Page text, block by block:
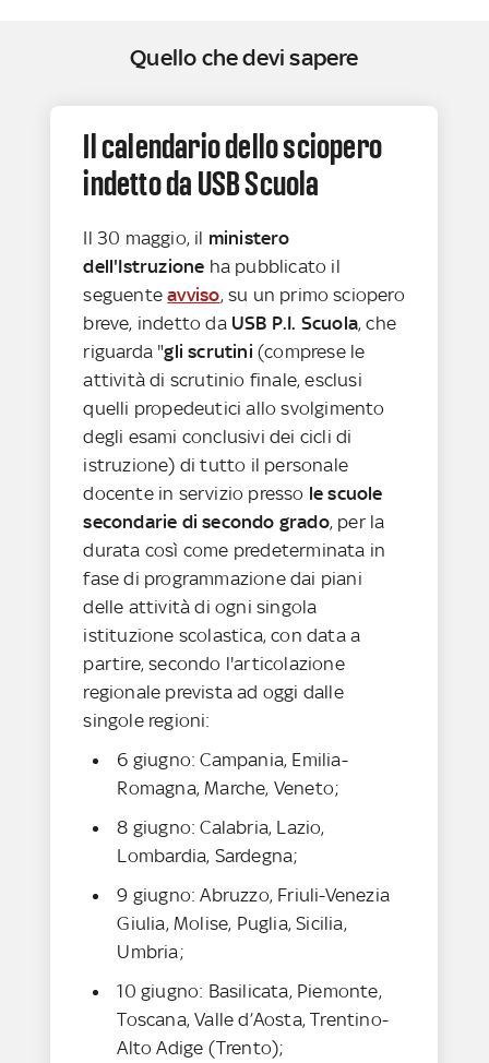
Quello che devi sapere
Il calendario dello sciopero
indetto da USB Scuola
Il 30 maggio, il ministero
dell'Istruzione ha pubblicato il
seguenteavviso, su un primo sciopero
breve, indetto daUSB P.I. Scuola, che
riguarda "gli scrutini(comprese le
attività di scrutinio finale, esclusi
quelli propedeutici allo svolgimento
degli esami conclusivi dei cicli di
istruzione) di tutto il personale
docente in servizio presso le scuole
secondarie di secondo grado, per la
durata così come predeterminata in
fase di programmazione dai piani
delle attività di ogni singola
istituzione scolastica, con data a
partire, secondo l'articolazione
regionale prevista ad oggi dalle
singole regioni:
6 giugno: Campania, Emilia-
Romagna, Marche, Veneto;
8 giugno: Calabria, Lazio,
Lombardia, Sardegna;
9 giugno: Abruzzo, Friuli-Venezia
Giulia, Molise, Puglia, Sicilia,
Umbria;
10 giugno: Basilicata, Piemonte,
Toscana, Valle d’Aosta, Trentino-
Alto Adige (Trento);